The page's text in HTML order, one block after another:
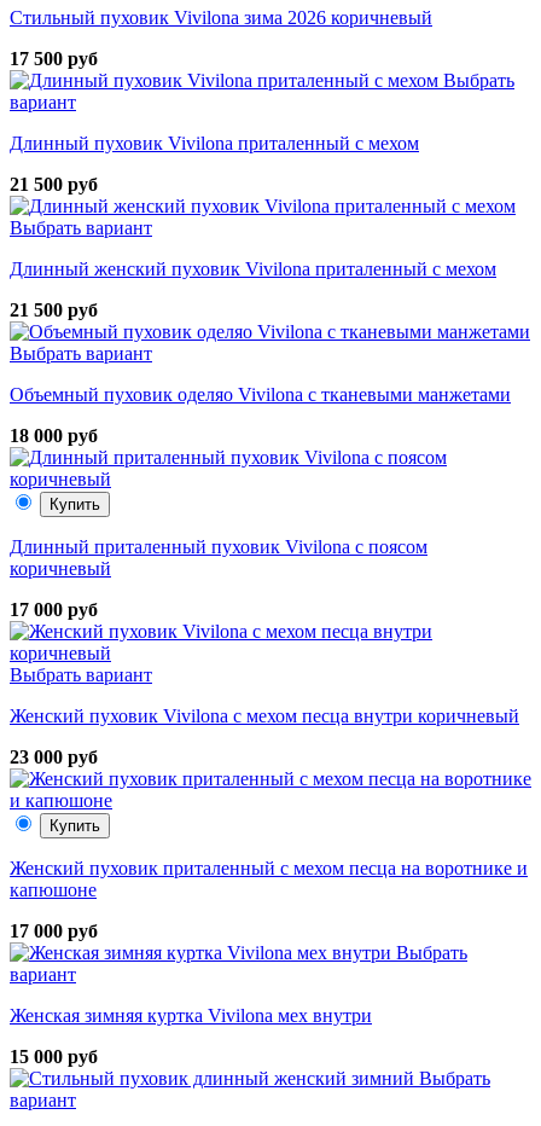
Стильный пуховик Vivilona зима 2026 коричневый
17 500 руб
Выбрать
вариант
Длинный пуховик Vivilona приталенный с мехом
21 500 руб
Выбрать вариант
Длинный женский пуховик Vivilona приталенный с мехом
21 500 руб
Выбрать вариант
Объемный пуховик оделяо Vivilona с тканевыми манжетами
18 000 руб
Купить
Длинный приталенный пуховик Vivilona с поясом
коричневый
17 000 руб
Выбрать вариант
Женский пуховик Vivilona с мехом песца внутри коричневый
23 000 руб
Купить
Женский пуховик приталенный с мехом песца на воротнике и
капюшоне
17 000 руб
Выбрать
вариант
Женская зимняя куртка Vivilona мех внутри
15 000 руб
Выбрать
вариант